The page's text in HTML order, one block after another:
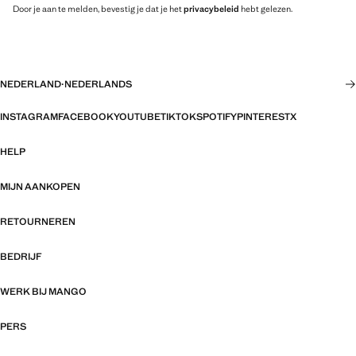
Door je aan te melden, bevestig je dat je hetprivacybeleid hebt gelezen.
NEDERLAND·NEDERLANDS
INSTAGRAMFACEBOOKYOUTUBETIKTOKSPOTIFYPINTERESTX
HELP
MIJN AANKOPEN
RETOURNEREN
BEDRIJF
WERK BIJ MANGO
PERS